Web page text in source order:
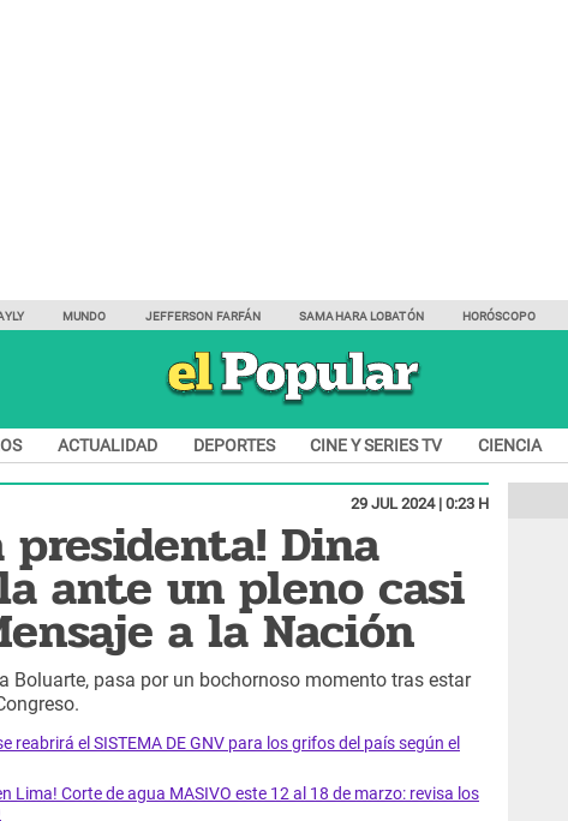
MUNDO JEFFERSON FARFÁN SAMAHARA LOBATÓN HORÓSCOPO
ACTUALIDAD DEPORTES CINE Y SERIES TV CIENCIA
29 JUL 2024 | 0:23 H
presidenta! Dina
ante un pleno casi
a la Nación
Boluarte, pasa por un bochornoso momento tras estar
reabrirá el SISTEMA DE GNV para los grifos del país según el
Lima! Corte de agua MASIVO este 12 al 18 de marzo: revisa los